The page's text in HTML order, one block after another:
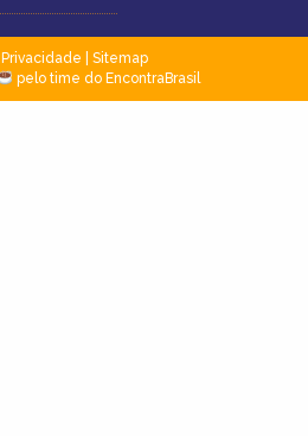
Privacidade
Sitemap
pelo time do EncontraBrasil